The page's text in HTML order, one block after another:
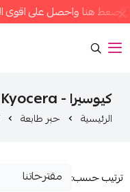
إضغط هنا واحصل على اقوى
كيوسيرا - Kyocera
الرئيسية حبر طابعة
ترتيب حسب: